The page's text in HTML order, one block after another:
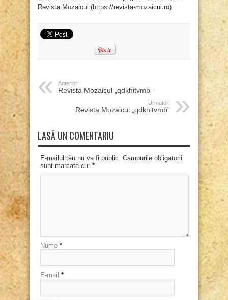
Revista Mozaicul (https://revista-mozaicul.ro)
Anterior:
Revista Mozaicul „qdkhitvmb”
Urmator:
Revista Mozaicul „qdkhitvmb”
LASĂ UN COMENTARIU
E-mailul tău nu va fi public. Campurile obligatorii
sunt marcate cu: *
Nume *
E-mail *